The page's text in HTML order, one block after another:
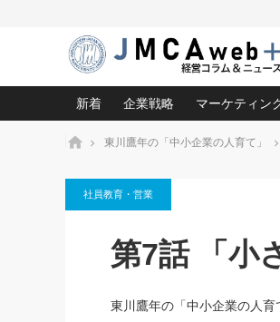
新着 企業戦略
中小企業の「１位づくり
利益を最大化する「業務
強い会社を築く ビジネス
日本レーザー「人を大切
武器としてのM&A入門(3)
マーケティン
ロングセラ
は(5)
ホーム 東川鷹年の「中小企業の人育て」
社員教育・営業
第7話 「小
東川鷹年の「中小企業の人育